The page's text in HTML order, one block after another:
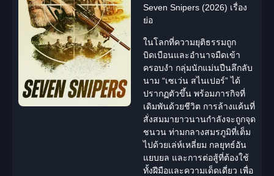
Seven Snipers (2026) เรื่อง
ย่อ
ในโลกที่ความยุติธรรมถูก
บิดเบือนและอำนาจมืดเข้า
ครอบงำ กลุ่มนักแม่นปืนลึกลับ
นาม “เซเว่น สไนเปอร์” ได้
ปรากฏตัวขึ้น พร้อมภารกิจที่
เดิมพันด้วยชีวิต การล้างแค้นที่
สั่งสมมายาวนานกำลังจะถูกจุด
ชนวน ท่ามกลางสมรภูมิที่เต็ม
ไปด้วยเล่ห์เหลี่ยม กลยุทธ์อัน
แยบยล และการต่อสู้ที่ต้องใช้
ทั้งฝีมือและความเด็ดเดี่ยว เพื่อ